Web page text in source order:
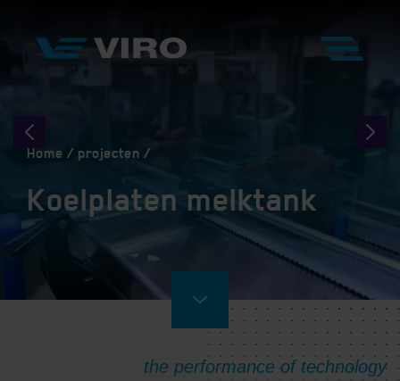
Home projecten
Koelplaten melktank